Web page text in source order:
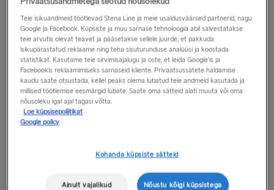
ost kas Economy, Flexi või Premium pileti;
valige broneeringu tegemise ajal Stena Plus Lounge.
Ühtki pakkumise koodi pole tarvis sisestada. Allahindlus
arvestatakse automaatselt, kui olete Stena Plus Lounge’i
istekohad valinud.
Kui reisite Iiri mere või Põhjamere marsruutidel ning
Lounge’i eest tagasi.
Kuna kohtade arv Stena Plus Lounge’is on piiratud,
Teie isikuandmeid töötlevad Stena Line ja meie usaldusväärsed partnerid, nagu
Google ja Facebook. Küpsiste ja muu sarnase tehnoloogia abil salvestatakse
teie arvutis olevat teavet ja pääsetakse sellele juurde, et pakkuda
isikupärastatud reklaame ning teha sisuturunduse analüüsi ja koostada
statistikat. Kasutame teie sirvimisajalugu ja oste, et leida Google'is ja
Facebookis reklaamimiseks sarnaseid kliente. Privaatsussätete haldamise
kaudu saate otsustada, kellel peaks olema lubatud teie andmeid kasutada ja
millised töötlemise eesmärgid lubate. Saate oma sätteid alati muuta või oma
nõusoleku igal ajal tagasi võtta.
Loe küpsisepoliitikat
Google policy
Kohanda küpsiste sätteid
Ainult vajalikud Nõustu kõigi küpsistega